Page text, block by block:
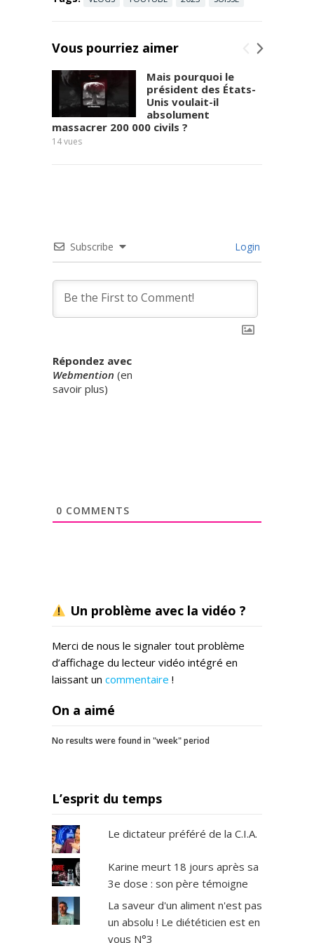
Vous pourriez aimer
Mais pourquoi le
président des États-
Unis voulait-il
absolument
massacrer 200 000 civils ?
14vues
Subscribe Login
Répondez avec
Webmention (en
savoir plus)
0 COMMENTS
Un problème avec la vidéo ?
Merci de nous le signaler tout problème
d’affichage du lecteur vidéo intégré en
laissant un commentaire !
On a aimé
No results were found in "week" period
L’esprit du temps
Le dictateur préféré de la C.I.A.
Karine meurt 18 jours après sa
3e dose : son père témoigne
La saveur d'un aliment n'est pas
un absolu ! Le diététicien est en
vous N°3